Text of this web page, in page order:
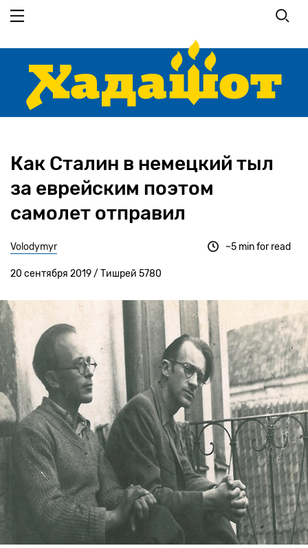
основному
Как Сталин в немецкий тыл
за еврейским поэтом
самолет отправил
Volodymyr
20 сентября 2019 / Тишрей 5780
~5 min for read